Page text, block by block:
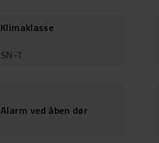
Klimaklasse
SN-T
Alarm ved åben dør